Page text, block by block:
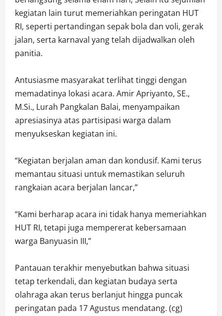
kegiatan lain turut memeriahkan peringatan HUT
RI, seperti pertandingan sepak bola dan voli, gerak
jalan, serta karnaval yang telah dijadwalkan oleh
panitia.
Antusiasme masyarakat terlihat tinggi dengan
memadatinya lokasi acara. Amir Apriyanto, SE.,
M.Si., Lurah Pangkalan Balai, menyampaikan
apresiasinya atas partisipasi warga dalam
menyukseskan kegiatan ini.
“Kegiatan berjalan aman dan kondusif. Kami terus
memantau situasi untuk memastikan seluruh
rangkaian acara berjalan lancar,”
“Kami berharap acara ini tidak hanya memeriahkan
HUT RI, tetapi juga mempererat kebersamaan
warga Banyuasin III,”
Pantauan terakhir menyebutkan bahwa situasi
tetap terkendali, dan kegiatan budaya serta
olahraga akan terus berlanjut hingga puncak
peringatan pada 17 Agustus mendatang. (cg)